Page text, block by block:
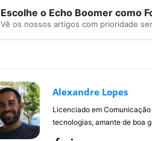
Escolhe o Echo Boomer como
Vê os nossos artigos com prioridade
Alexandre Lopes
Licenciado em
tecnologias, amante de boa